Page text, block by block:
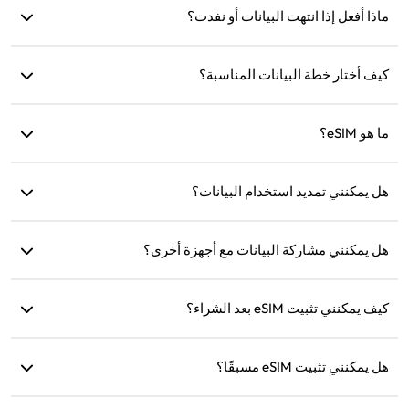
eSIM مرة واحدة فقط. إذا استمرت المشكلة، يرجى الاتصال بخدمة
ماذا أفعل إذا انتهت البيانات أو نفدت؟
كيف أختار خطة البيانات المناسبة؟
ما هو eSIM؟
وتثبيتها، يمكنك استخدامها للاتصال بالإنترنت.
هل يمكنني تمديد استخدام البيانات؟
الحالية.
هل يمكنني مشاركة البيانات مع أجهزة أخرى؟
البيانات هو نفسه كما على هاتفك.
كيف يمكنني تثبيت eSIM بعد الشراء؟
للتثبيت.
هل يمكنني تثبيت eSIM مسبقًا؟